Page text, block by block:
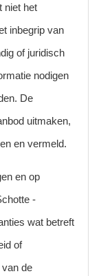
niet het
inbegrip van
of juridisch
nodigen
De
uitmaken,
en vermeld.
en op
-
wat betreft
of
de